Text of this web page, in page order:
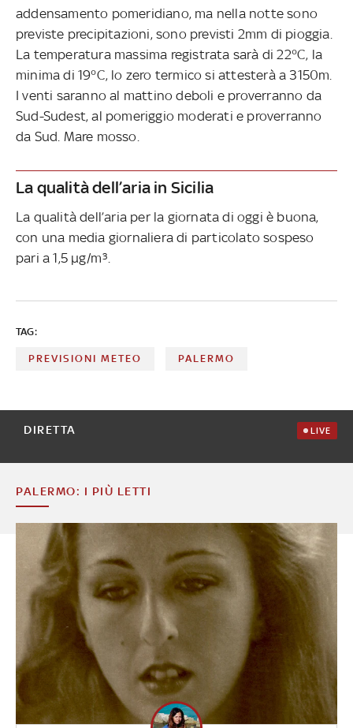
addensamento pomeridiano, ma nella notte sono
previste precipitazioni, sono previsti 2mm di pioggia.
La temperatura massima registrata sarà di 22°C, la
minima di 19°C, lo zero termico si attesterà a 3150m.
I venti saranno al mattino deboli e proverranno da
Sud-Sudest, al pomeriggio moderati e proverranno
da Sud. Mare mosso.
La qualità dell’aria in Sicilia
La qualità dell’aria per la giornata di oggi è buona,
con una media giornaliera di particolato sospeso
pari a 1,5 µg/m³.
TAG:
PREVISIONI METEO PALERMO
DIRETTA LIVE
PALERMO: I PIÙ LETTI